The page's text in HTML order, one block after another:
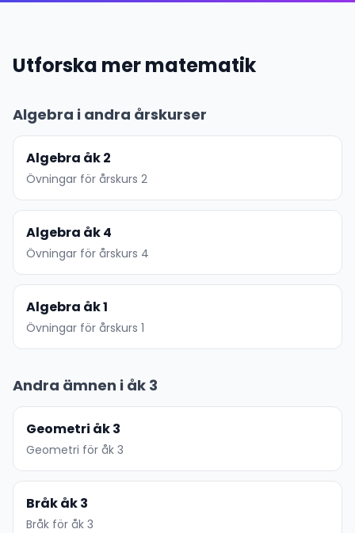
Utforska mer matematik
Algebra i andra årskurser
Algebra åk 2
Övningar för årskurs 2
Algebra åk 4
Övningar för årskurs 4
Algebra åk 1
Övningar för årskurs 1
Andra ämnen i åk 3
Geometri åk 3
Geometri för åk 3
Bråk åk 3
Bråk för åk 3